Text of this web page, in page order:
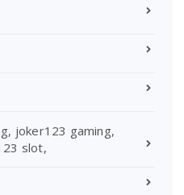
joker123 gaming,
slot,